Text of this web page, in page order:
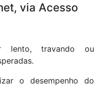
via Acesso
lento, travando ou
o desempenho do